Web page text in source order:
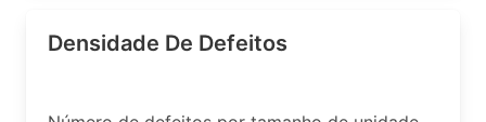
Densidade De Defeitos